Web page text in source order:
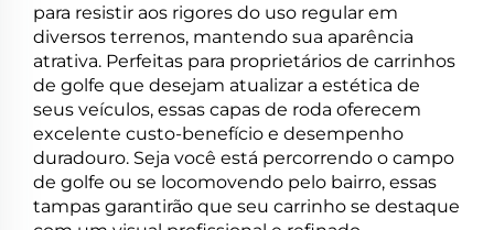
para resistir aos rigores do uso regular em
diversos terrenos, mantendo sua aparência
atrativa. Perfeitas para proprietários de carrinhos
de golfe que desejam atualizar a estética de
seus veículos, essas capas de roda oferecem
excelente custo-benefício e desempenho
duradouro. Seja você está percorrendo o campo
de golfe ou se locomovendo pelo bairro, essas
tampas garantirão que seu carrinho se destaque